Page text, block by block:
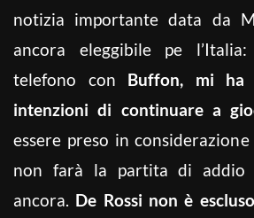
notizia importante data da
ancora eleggibile pe
telefono con Buffon, mi ha
intenzioni di continuare a
essere preso in
non farà la partita di addio
ancora. De Rossi non è escluso